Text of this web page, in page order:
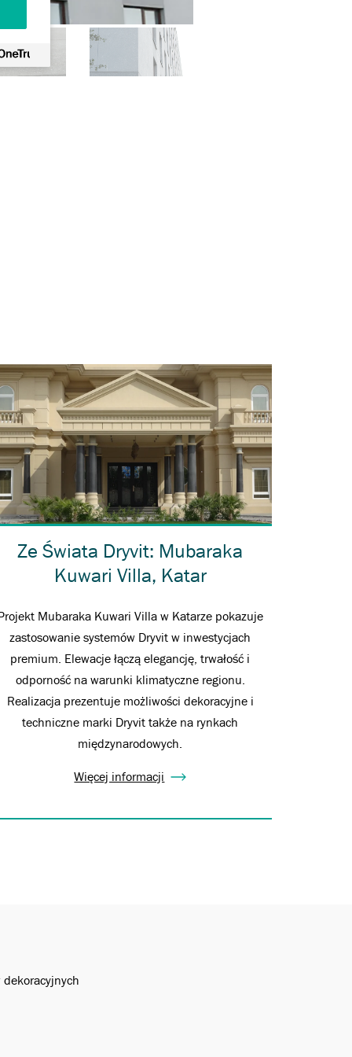
Ze Świata Dryvit: Mubaraka
Kuwari Villa, Katar
Mubaraka Kuwari Villa w Katarze pokazuje
zastosowanie systemów Dryvit w inwestycjach
premium. Elewacje łączą elegancję, trwałość i
odporność na warunki klimatyczne regionu.
Realizacja prezentuje możliwości dekoracyjne i
techniczne marki Dryvit także na rynkach
międzynarodowych.
Więcej informacji